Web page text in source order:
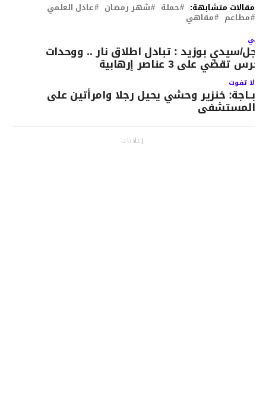
مقالات متشابهة: حملة شهر رمضان عادل العلمي
مطاعم مقاهي
سيدي بوزيد : تبادل اطلاق نار .. ووحدات
تقضي على 3 عناصر إرهابية
لا تفوت
بــاجة: خنزير وحشي يحيل رجلا وامرأتين على
المستشفى
إعلانات